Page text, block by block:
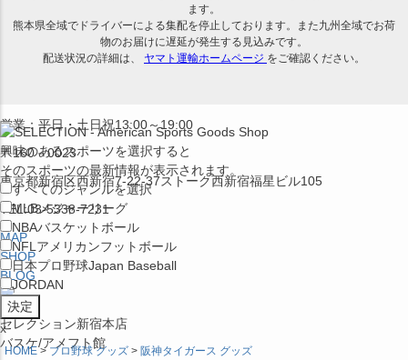
営業：平日・土日祝13:00～19:00
〒160－0023
東京都新宿区西新宿7-22-37ストーク西新宿福星ビル105
TEL:03-5338-7231
MAP
SHOP
BLOG
セレクション新宿本店
バスケ/アメフト館
興味のあるスポーツを選択すると
そのスポーツの最新情報が表示されます。
すべてのジャンルを選択
MLBメジャーリーグ
NBAバスケットボール
NFL アメリカンフットボール
日本プロ野球Japan Baseball
JORDAN
x
HOME プロ野球 グッズ
阪神タイガース グッズ